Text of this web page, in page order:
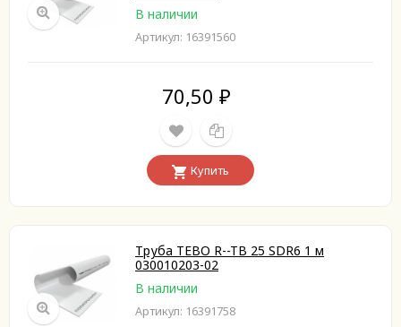
В наличии
Артикул: 16391560
70,50 ₽
Купить
Труба TEBO R--TB 25 SDR6 1 м
030010203-02
В наличии
Артикул: 16391758